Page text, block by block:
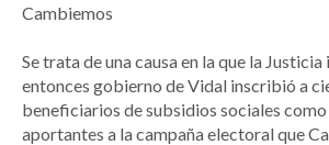
Cambiemos
Se trata de una causa en la que la
entonces gobierno de Vidal inscribió a
beneficiarios de subsidios sociales
aportantes a la campaña electoral que